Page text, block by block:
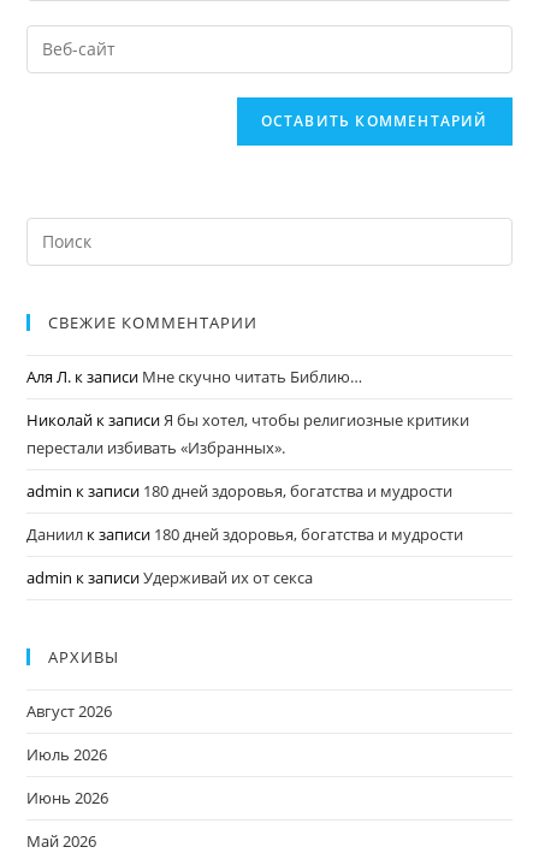
СВЕЖИЕ КОММЕНТАРИИ
Аля Л. к записи Мне скучно читать Библию…
Николай к записиЯ бы хотел, чтобы религиозные критики
перестали избивать «Избранных».
admin к записи 180 дней здоровья, богатства и мудрости
Даниил к записи 180 дней здоровья, богатства и мудрости
admin к записиУдерживай их от секса
АРХИВЫ
Август 2026
Июль 2026
Июнь 2026
Май 2026